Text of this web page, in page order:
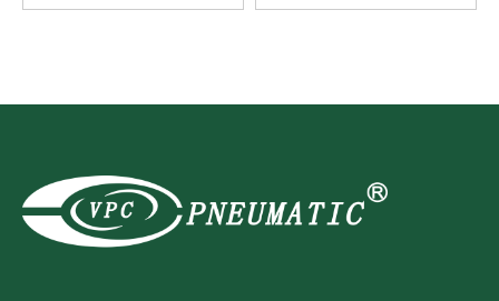
serie Mal
estándar de doble efecto